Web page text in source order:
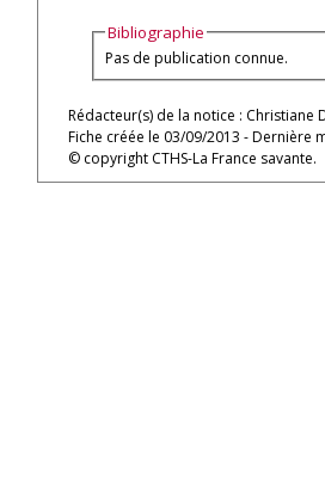
Bibliographie
Pas de publication connue.
Rédacteur(s) de la notice : Christiane
Fiche créée le 03/09/2013 - Dernière
© copyright CTHS-La France savante.